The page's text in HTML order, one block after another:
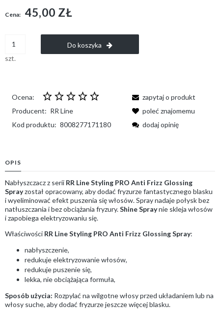
Cena: 45,00 ZŁ
szt.
Do koszyka
Ocena:
Producent: RR Line
Kod produktu: 8008277171180
zapytaj o produkt
poleć znajomemu
dodaj opinię
OPIS
Nabłyszczacz z serii RR Line Styling PRO Anti Frizz Glossing
Sprayzostał opracowany, aby dodać fryzurze fantastycznego blasku
i wyeliminować efekt puszenia się włosów. Spray nadaje połysk bez
natłuszczania i bez obciążania fryzury.Shine Spraynie skleja włosów
i zapobiega elektryzowaniu się.
Właściwości RR Line Styling PRO Anti Frizz Glossing Spray:
nabłyszczenie,
redukuje elektryzowanie włosów,
redukuje puszenie się,
lekka, nie obciążająca formuła,
Sposób użycia: Rozpylać na wilgotne włosy przed układaniem lub na
włosy suche, aby dodać fryzurze jeszcze więcej blasku.